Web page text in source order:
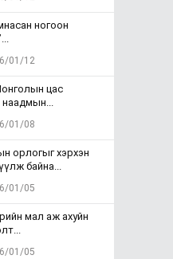
ногоон
01/12
цас
наадмын...
01/08
орлогыг хэрхэн
байна...
01/05
мал аж ахуйн
01/05